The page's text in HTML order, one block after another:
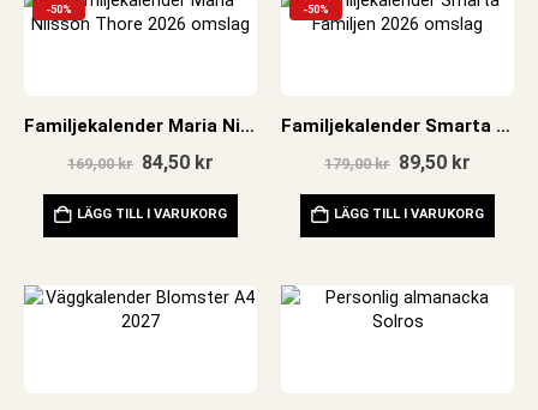
-50%
Familjekalender Maria Nilsson Thore 2026
169,00kr Det
ursprungliga
priset
var:
169,00 kr.
84,50 krDet
priset
är:
84,50 kr.
LÄGG TILL I VARUKORG
-50%
Familjekalender Smarta Familjen 2026
179,00kr Det
ursprungliga
priset
var:
179,00 kr.
89,50 krDet
priset
är:
89,50
LÄGG TILL I VARUKORG